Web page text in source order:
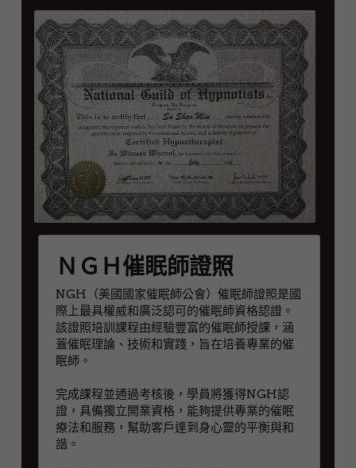
ＮＧＨ催眠師證照
NGH（美國國家催眠師公會）催眠師證照是國
際上最具權威和廣泛認可的催眠師資格認證。
該證照培訓課程由經驗豐富的催眠師授課，涵
蓋催眠理論、技術和實踐，旨在培養專業的催
眠師。
完成課程並通過考核後，學員將獲得NGH認
證，具備獨立開業資格，能夠提供專業的催眠
療法和服務，幫助客戶達到身心靈的平衡與和
諧。